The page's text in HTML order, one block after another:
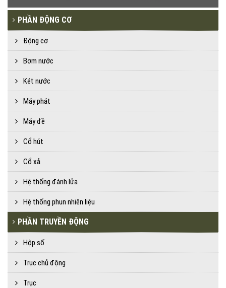
PHẦN ĐỘNG CƠ
Động cơ
Bơm nước
Két nước
Máy phát
Máy đề
Cổ hút
Cổ xả
Hệ thống đánh lửa
Hệ thống phun nhiên liệu
PHẦN TRUYỀN ĐỘNG
Hộp số
Trục chủ động
Trục